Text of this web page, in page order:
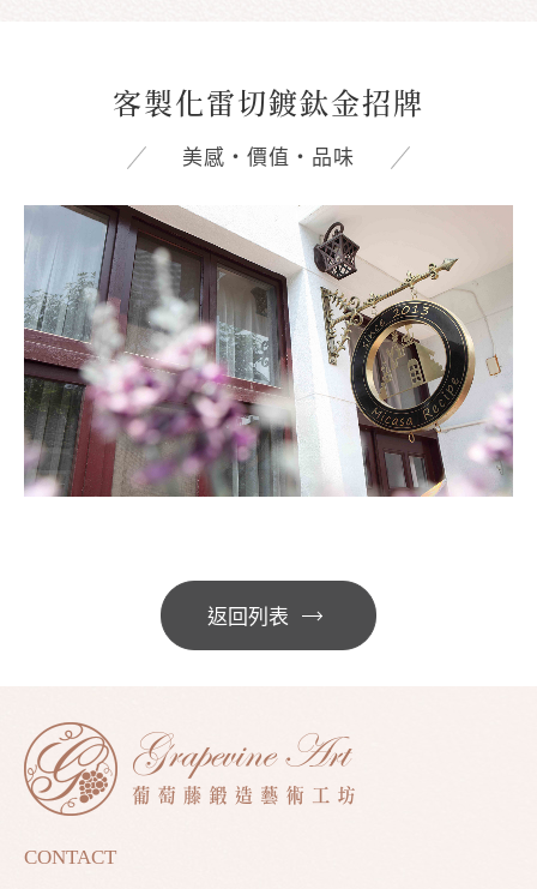
客製化雷切鍍鈦金招牌
美感‧價值‧品味
返回列表
CONTACT